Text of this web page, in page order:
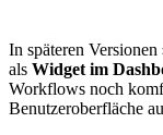
In späteren Versionen
als Widget im
Workflows noch
Benutzeroberfläche